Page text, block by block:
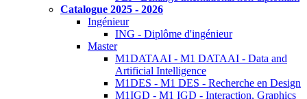
Catalogue 2025 - 2026
Ingénieur
ING - Diplôme d'ingénieur
Master
M1DATAAI - M1 DATAAI - Data and
Artificial Intelligence
M1DES - M1 DES - Recherche en Design
M1IGD - M1 IGD - Interaction, Graphics